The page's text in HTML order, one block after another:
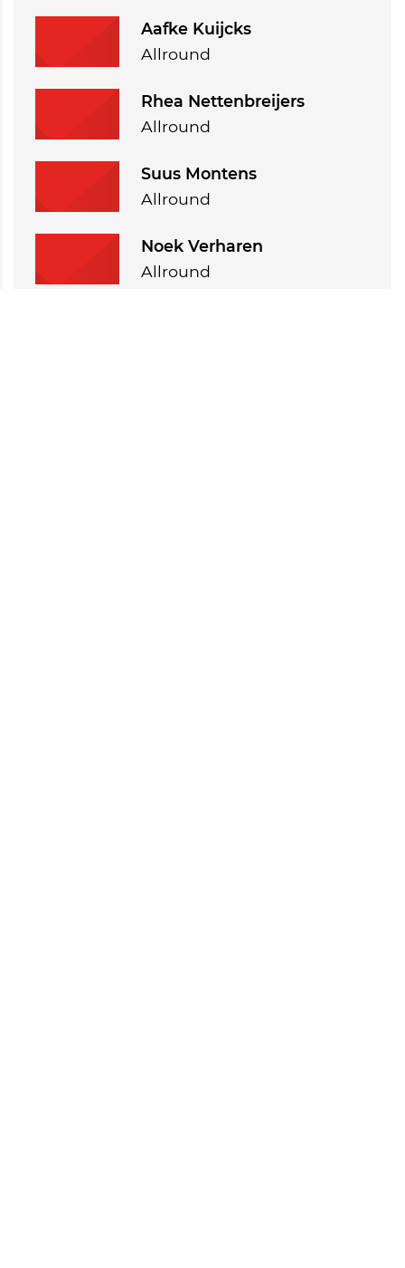
Aafke Kuijcks
Allround
Rhea Nettenbreijers
Allround
Suus Montens
Allround
Noek Verharen
Allround